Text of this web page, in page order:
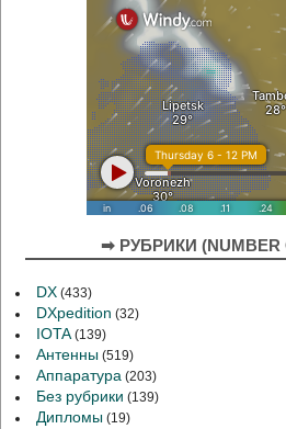
➡ РУБРИКИ (NUMBER
DX (433)
DXpedition (32)
IOTA(139)
Антенны (519)
Аппаратура (203)
Без рубрики (139)
Дипломы (19)